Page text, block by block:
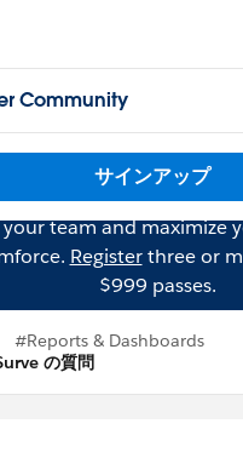
Community
サインアップ
team and maximize
Registerthree or
$999 passes.
#Reports & Dashboards
の質問